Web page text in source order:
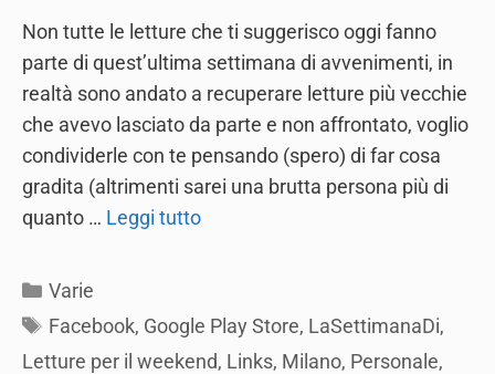
Non tutte le letture che ti suggerisco oggi fanno
parte di quest’ultima settimana di avvenimenti, in
realtà sono andato a recuperare letture più vecchie
che avevo lasciato da parte e non affrontato, voglio
condividerle con te pensando (spero) di far cosa
gradita (altrimenti sarei una brutta persona più di
quanto … Leggi tutto
Categories
Varie
Tags
Facebook, Google Play Store, LaSettimanaDi,
Letture per il weekend, Links, Milano, Personale,